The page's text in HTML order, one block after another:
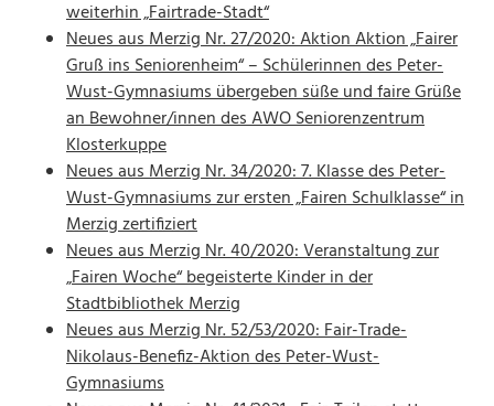
weiterhin „Fairtrade-Stadt“
Neues aus Merzig Nr. 27/2020: Aktion Aktion „Fairer
Gruß ins Seniorenheim“ – Schülerinnen des Peter-
Wust-Gymnasiums übergeben süße und faire Grüße
an Bewohner/innen des AWO Seniorenzentrum
Klosterkuppe
Neues aus Merzig Nr. 34/2020: 7. Klasse des Peter-
Wust-Gymnasiums zur ersten „Fairen Schulklasse“ in
Merzig zertifiziert
Neues aus Merzig Nr. 40/2020: Veranstaltung zur
„Fairen Woche“ begeisterte Kinder in der
Stadtbibliothek Merzig
Neues aus Merzig Nr. 52/53/2020: Fair-Trade-
Nikolaus-Benefiz-Aktion des Peter-Wust-
Gymnasiums